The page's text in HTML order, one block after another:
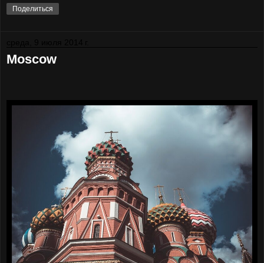
Поделиться
Moscow